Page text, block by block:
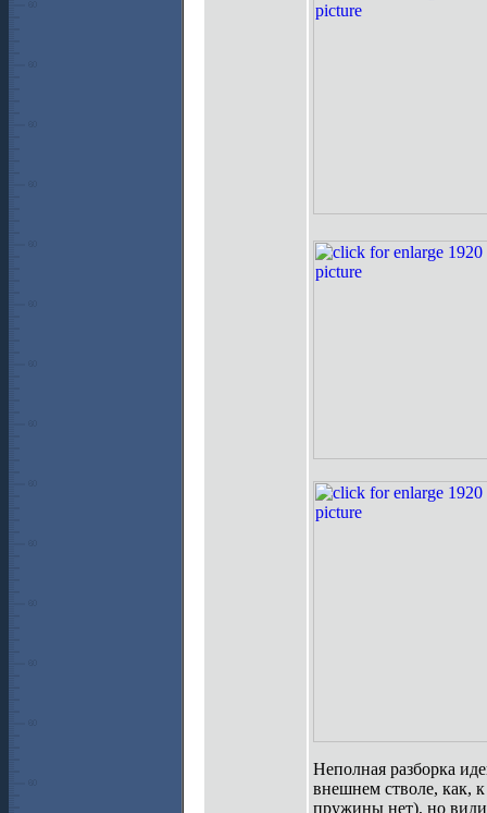
Неполная разборка
внешнем стволе, как,
пружины нет), но